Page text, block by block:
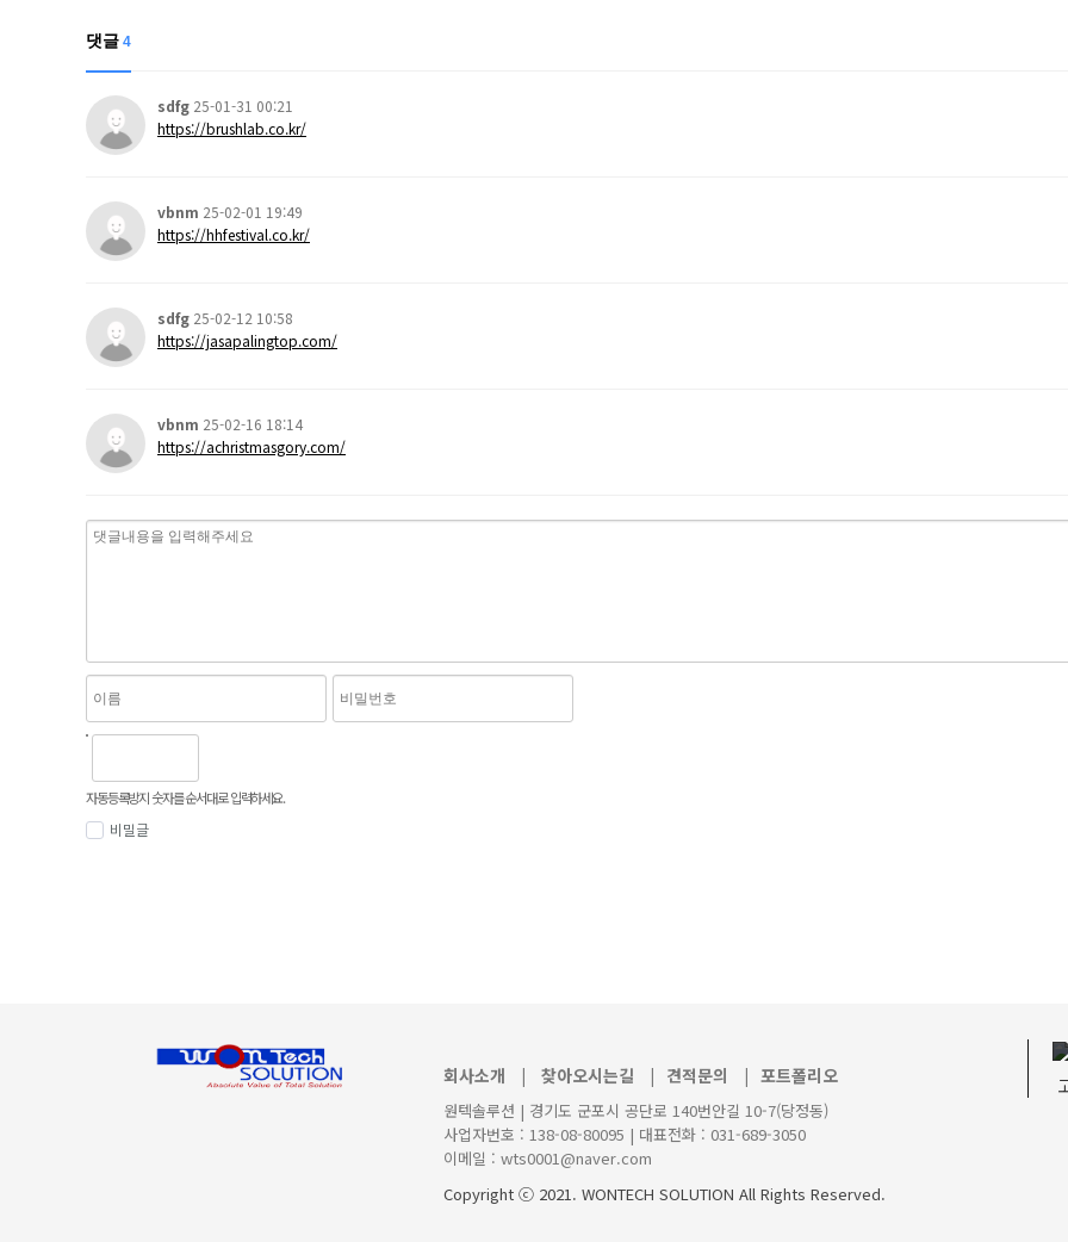
댓글 4
sdfg 25-01-31 00:21
https://brushlab.co.kr/
vbnm 25-02-01 19:49
https://hhfestival.co.kr/
sdfg 25-02-12 10:58
https://jasapalingtop.com/
vbnm 25-02-16 18:14
https://achristmasgory.com/
자동등록방지 숫자를 순서대로 입력하세요.
비밀글
회사소개 | 찾아오시는길 | 견적문의 | 포트폴리오
원텍솔루션 | 경기도 군포시 공단로 140번안길 10-7(당정동)
사업자번호 : 138-08-80095 | 대표전화 : 031-689-3050
이메일 : wts0001@naver.com
Copyright ⓒ 2021. WONTECH SOLUTION All Rights Reserved.